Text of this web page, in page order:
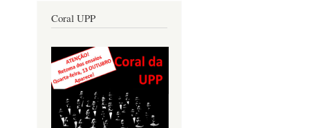
Coral UPP